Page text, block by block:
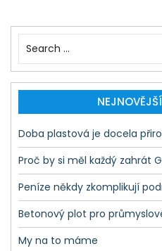
a
r
h
f
o
r
:
Doba plastová je docela
Proč by si měl každý zahrát
Peníze někdy zkomplikují
Betonový plot pro
My na to máme